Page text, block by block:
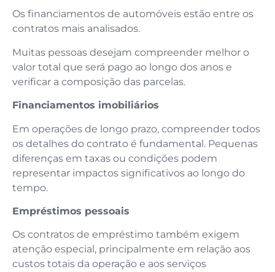
Os financiamentos de automóveis estão entre os
contratos mais analisados.
Muitas pessoas desejam compreender melhor o
valor total que será pago ao longo dos anos e
verificar a composição das parcelas.
Financiamentos imobiliários
Em operações de longo prazo, compreender todos
os detalhes do contrato é fundamental. Pequenas
diferenças em taxas ou condições podem
representar impactos significativos ao longo do
tempo.
Empréstimos pessoais
Os contratos de empréstimo também exigem
atenção especial, principalmente em relação aos
custos totais da operação e aos serviços